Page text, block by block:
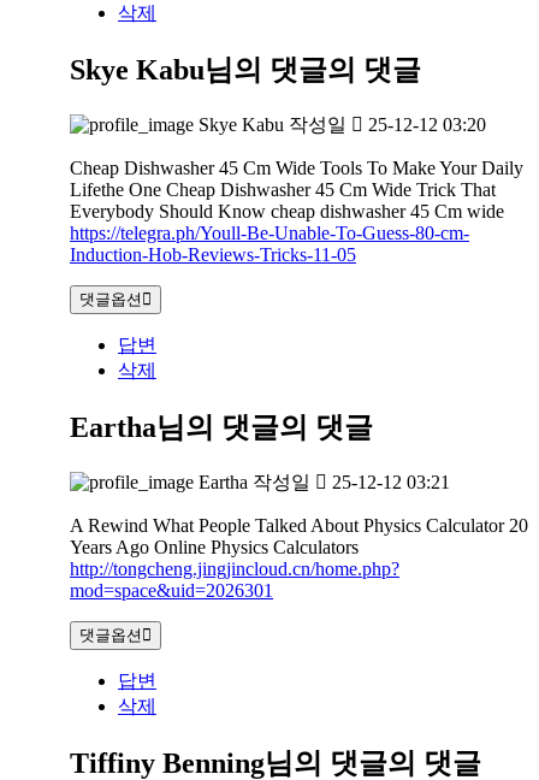
삭제
Skye Kabu님의 댓글의 댓글
Skye Kabu 작성일 25-12-12 03:20
Cheap Dishwasher 45 Cm Wide Tools To Make Your Daily
Lifethe One Cheap Dishwasher 45 Cm Wide Trick That
Everybody Should Know cheap dishwasher 45 Cm wide
https://telegra.ph/Youll-Be-Unable-To-Guess-80-cm-
Induction-Hob-Reviews-Tricks-11-05
댓글옵션
답변
삭제
Eartha님의 댓글의 댓글
Eartha 작성일 25-12-12 03:21
A Rewind What People Talked About Physics Calculator 20
Years Ago Online Physics Calculators
http://tongcheng.jingjincloud.cn/home.php?
mod=space&uid=2026301
댓글옵션
답변
삭제
Tiffiny Benning님의 댓글의 댓글